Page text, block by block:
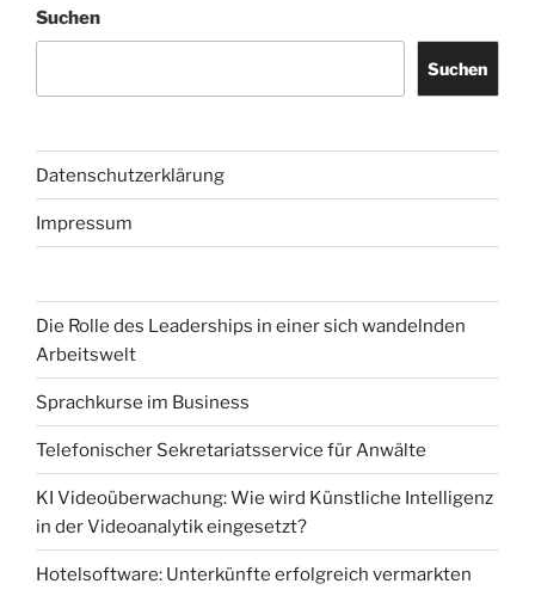
Suchen
Suchen
Datenschutzerklärung
Impressum
Die Rolle des Leaderships in einer sich wandelnden
Arbeitswelt
Sprachkurse im Business
Telefonischer Sekretariatsservice für Anwälte
KI Videoüberwachung: Wie wird Künstliche Intelligenz
in der Videoanalytik eingesetzt?
Hotelsoftware: Unterkünfte erfolgreich vermarkten